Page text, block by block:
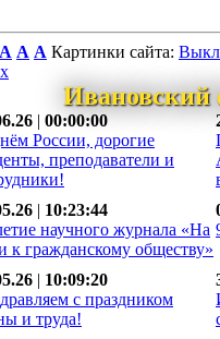
A A A Картинки сайта: Выкл
| 00:00:00
России, дорогие
преподаватели и
| 10:23:44
научного журнала «На
к гражданскому обществу»
| 10:09:20
с праздником
и труда!